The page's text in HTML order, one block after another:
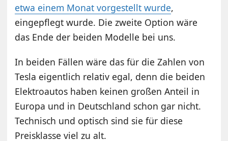
etwa einem Monat vorgestellt wurde,
eingepflegt wurde. Die zweite Option wäre
das Ende der beiden Modelle bei uns.
In beiden Fällen wäre das für die Zahlen von
Tesla eigentlich relativ egal, denn die beiden
Elektroautos haben keinen großen Anteil in
Europa und in Deutschland schon gar nicht.
Technisch und optisch sind sie für diese
Preisklasse viel zu alt.